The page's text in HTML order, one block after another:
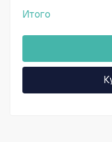
Итого